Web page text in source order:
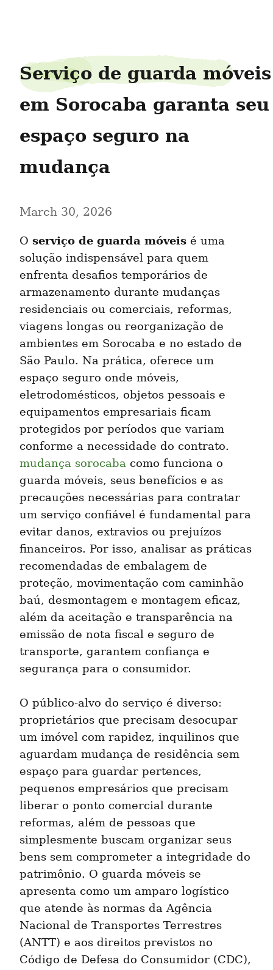
Serviço de guarda móveis
em Sorocaba garanta seu
espaço seguro na
mudança
March 30, 2026
O serviço de guarda móveis é uma
solução indispensável para quem
enfrenta desafios temporários de
armazenamento durante mudanças
residenciais ou comerciais, reformas,
viagens longas ou reorganização de
ambientes em Sorocaba e no estado de
São Paulo. Na prática, oferece um
espaço seguro onde móveis,
eletrodomésticos, objetos pessoais e
equipamentos empresariais ficam
protegidos por períodos que variam
mudança sorocaba como funciona o
guarda móveis, seus benefícios e as
precauções necessárias para contratar
um serviço confiável é fundamental para
evitar danos, extravios ou prejuízos
financeiros. Por isso, analisar as práticas
recomendadas de embalagem de
proteção, movimentação com caminhão
baú, desmontagem e montagem eficaz,
além da aceitação e transparência na
emissão de nota fiscal e seguro de
transporte, garantem confiança e
segurança para o consumidor.
O público-alvo do serviço é diverso:
proprietários que precisam desocupar
um imóvel com rapidez, inquilinos que
aguardam mudança de residência sem
espaço para guardar pertences,
pequenos empresários que precisam
liberar o ponto comercial durante
reformas, além de pessoas que
simplesmente buscam organizar seus
bens sem comprometer a integridade do
patrimônio. O guarda móveis se
apresenta como um amparo logístico
que atende às normas da Agência
Nacional de Transportes Terrestres
(ANTT) e aos direitos previstos no
Código de Defesa do Consumidor (CDC),